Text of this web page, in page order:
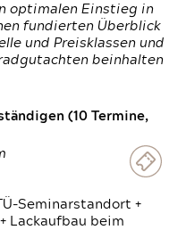
optimalen Einstieg in
fundierten Überblick
und Preisklassen und
beinhalten
(10 Termine,
Seminarstandort +
Lackaufbau beim